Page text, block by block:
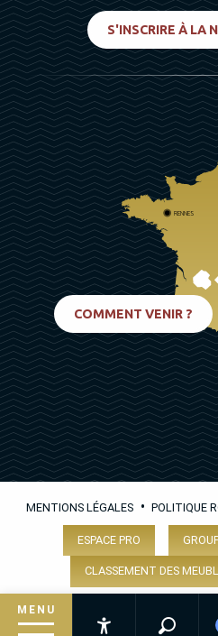
MENU
S'INSCRIRE À LA
RENNES
COMMENT VENIR ?
MENTIONS LÉGALES • POLITIQUE
ESPACE PRO
CLASSEMENT DES